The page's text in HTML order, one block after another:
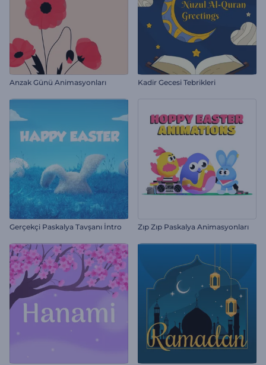
Anzak Günü Animasyonları Kadir Gecesi Tebrikleri
Gerçekçi Paskalya Tavşanı İntro Zıp Zıp Paskalya Animasyonları